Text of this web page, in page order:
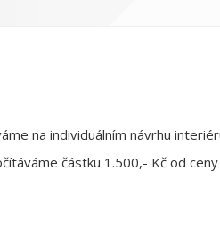
na individuálním návrhu
částku 1.500,- Kč od ceny